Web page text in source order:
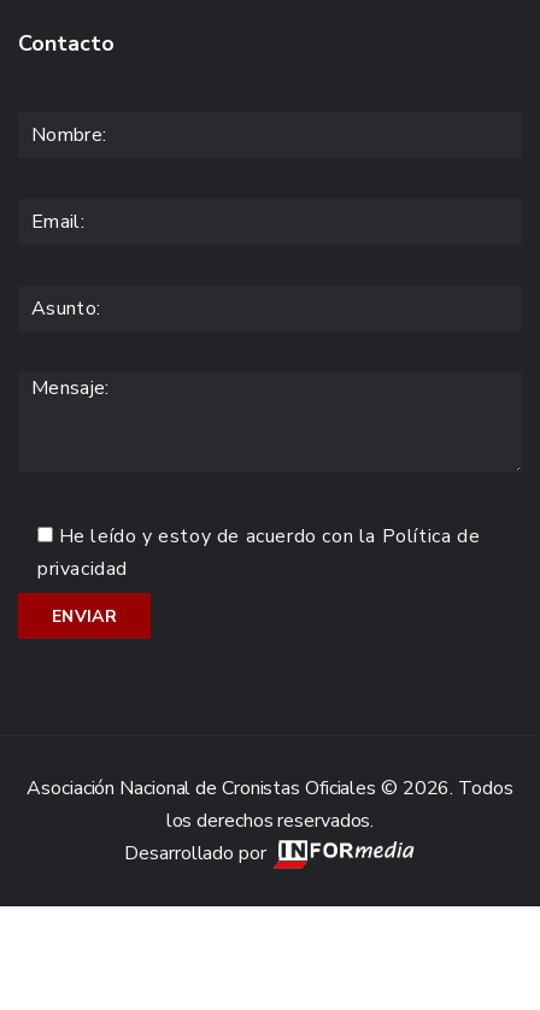
Contacto
He leído y estoy de acuerdo con la Política de
privacidad
Asociación Nacional de Cronistas Oficiales © 2026. Todos
los derechos reservados.
Desarrollado por